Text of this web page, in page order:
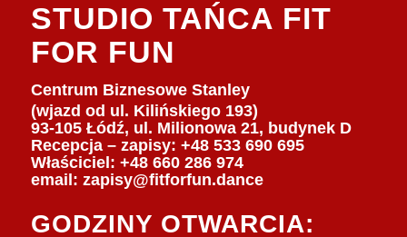
STUDIO TAŃCA FIT
FOR FUN
Centrum Biznesowe Stanley
(wjazd od ul. Kilińskiego 193)
93-105 Łódź, ul. Milionowa 21, budynek D
Recepcja – zapisy: +48 533 690 695
Właściciel: +48 660 286 974
email: zapisy@fitforfun.dance
GODZINY OTWARCIA: